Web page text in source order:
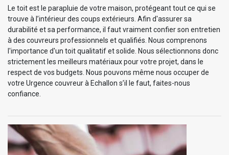
Le toit est le parapluie de votre maison, protégeant tout ce qui se
trouve à l’intérieur des coups extérieurs. Afin d'assurer sa
durabilité et sa performance, il faut vraiment confier son entretien
à des couvreurs professionnels et qualifiés. Nous comprenons
l'importance d'un toit qualitatif et solide. Nous sélectionnons donc
strictement les meilleurs matériaux pour votre projet, dans le
respect de vos budgets. Nous pouvons même nous occuper de
votre Urgence couvreur à Echallon s’il le faut, faites-nous
confiance.